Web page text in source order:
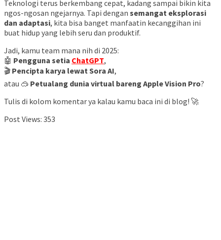
Teknologi terus berkembang cepat, kadang sampai bikin kita
ngos-ngosan ngejarnya. Tapi dengan semangat eksplorasi
dan adaptasi, kita bisa banget manfaatin kecanggihan ini
buat hidup yang lebih seru dan produktif.
Jadi, kamu team mana nih di 2025:
🤖 Pengguna setia ChatGPT,
🎬 Pencipta karya lewat Sora AI,
atau 🥽 Petualang dunia virtual bareng Apple Vision Pro?
Tulis di kolom komentar ya kalau kamu baca ini di blog! 🚀
Post Views: 353